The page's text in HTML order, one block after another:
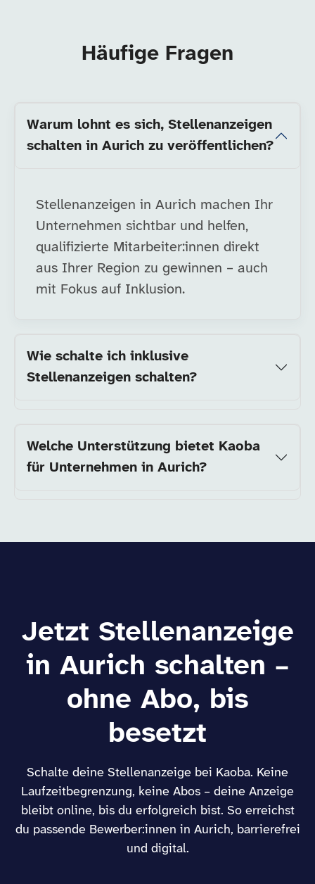
Häufige Fragen
Warum lohnt es sich, Stellenanzeigen
schalten in Aurich zu veröffentlichen?
Stellenanzeigen in Aurich machen Ihr
Unternehmen sichtbar und helfen,
qualifizierte Mitarbeiter:innen direkt
aus Ihrer Region zu gewinnen – auch
mit Fokus auf Inklusion.
Wie schalte ich inklusive
Stellenanzeigen schalten?
Welche Unterstützung bietet Kaoba
für Unternehmen in Aurich?
Jetzt Stellenanzeige
in Aurich schalten –
ohne Abo, bis
besetzt
Schalte deine Stellenanzeige bei Kaoba. Keine
Laufzeitbegrenzung, keine Abos – deine Anzeige
bleibt online, bis du erfolgreich bist. So erreichst
du passende Bewerber:innen in Aurich, barrierefrei
und digital.